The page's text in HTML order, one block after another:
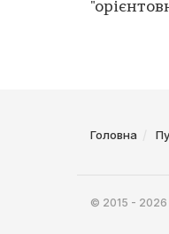
Головна
© 2015 - 2026